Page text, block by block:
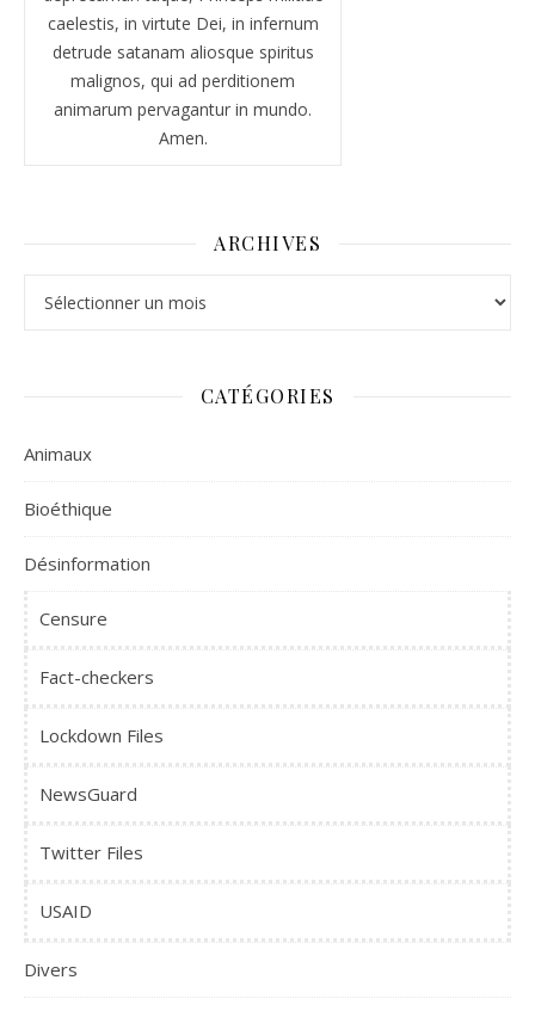
caelestis, in virtute Dei, in infernum
detrude satanam aliosque spiritus
malignos, qui ad perditionem
animarum pervagantur in mundo.
Amen.
ARCHIVES
CATÉGORIES
Animaux
Bioéthique
Désinformation
Censure
Fact-checkers
Lockdown Files
NewsGuard
Twitter Files
USAID
Divers